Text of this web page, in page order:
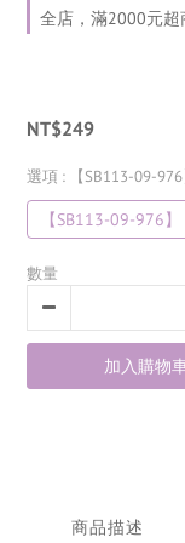
全店，滿2000元超
NT$249
選項 : 【SB113-09-976
【SB113-09-976】
數量
加入購物
商品描述